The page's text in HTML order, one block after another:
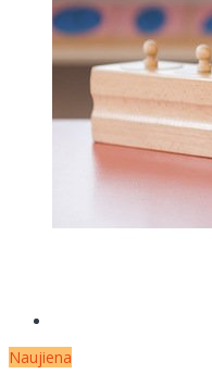
Naujiena